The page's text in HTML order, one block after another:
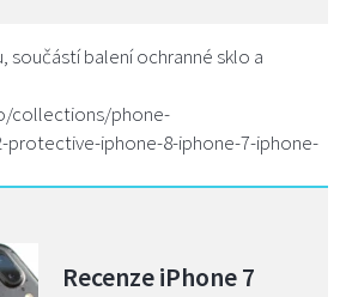
součástí balení ochranné sklo a
collections/phone-
iphone-8-iphone-7-iphone-
Recenze iPhone 7